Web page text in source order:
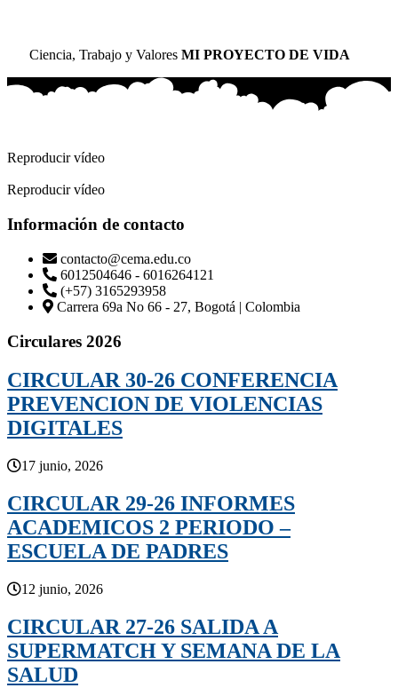
Ciencia, Trabajo y Valores MI PROYECTO DE VIDA
Reproducir vídeo
Reproducir vídeo
Información de contacto
contacto@cema.edu.co
6012504646 - 6016264121
(+57) 3165293958
Carrera 69a No 66 - 27, Bogotá | Colombia
Circulares 2026
CIRCULAR 30-26 CONFERENCIA
PREVENCION DE VIOLENCIAS
DIGITALES
17 junio, 2026
CIRCULAR 29-26 INFORMES
ACADEMICOS 2 PERIODO –
ESCUELA DE PADRES
12 junio, 2026
CIRCULAR 27-26 SALIDA A
SUPERMATCH Y SEMANA DE LA
SALUD